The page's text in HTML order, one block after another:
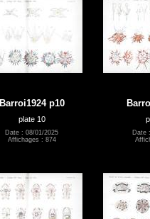
Barroi1924 p10
plate 10
Date : 08/01/2025
Affichages : 874
Date